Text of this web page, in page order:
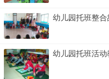
幼儿园托班整
幼儿园托班活